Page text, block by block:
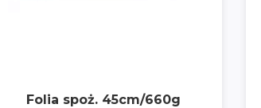
Folia spoż. 45cm/660g